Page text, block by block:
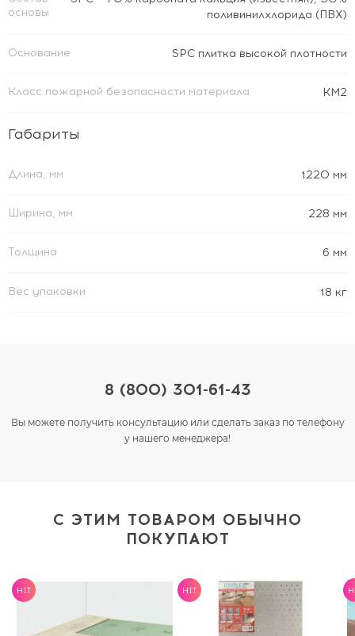
основы
поливинилхлорида (ПВХ)
Основание SPC плитка высокой плотности
Класс пожарной безопасности материала КМ2
Габариты
Длина, мм 1220 мм
Ширина, мм 228 мм
Толщина 6 мм
Вес упаковки 18 кг
8 (800) 301-61-43
Вы можете получить консультацию или сделать заказ по телефону
у нашего менеджера!
С ЭТИМ ТОВАРОМ ОБЫЧНО
ПОКУПАЮТ
HIT HIT